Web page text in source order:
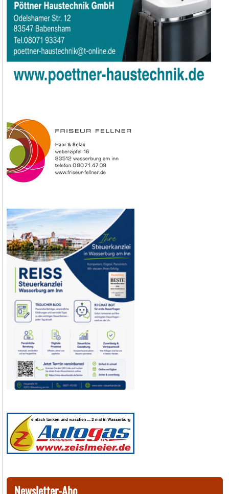
Newsletter-Abo